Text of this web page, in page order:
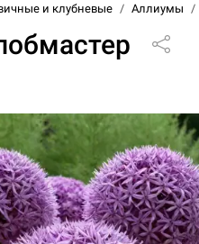
и клубневые / Аллиумы /